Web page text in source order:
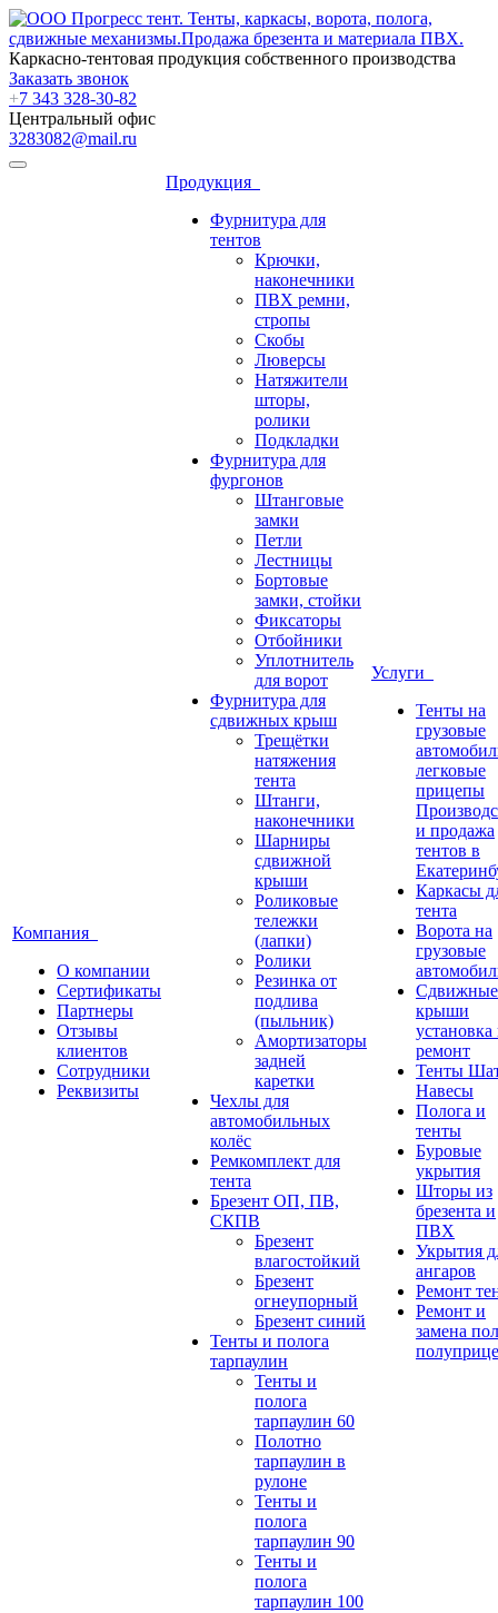
Каркасно-тентовая продукция собственного производства
Заказать звонок
+7 343 328-30-82
Центральный офис
3283082@mail.ru
Компания
О компании
Сертификаты
Партнеры
Отзывы
клиентов
Сотрудники
Реквизиты
Продукция
Фурнитура для
тентов
Крючки,
наконечники
ПВХ ремни,
стропы
Скобы
Люверсы
Натяжители
шторы,
ролики
Подкладки
Фурнитура для
фургонов
Штанговые
замки
Петли
Лестницы
Бортовые
замки, стойки
Фиксаторы
Отбойники
Уплотнитель
для ворот
Фурнитура для
сдвижных крыш
Трещётки
натяжения
тента
Штанги,
наконечники
Шарниры
сдвижной
крыши
Роликовые
тележки
(лапки)
Ролики
Резинка от
подлива
(пыльник)
Амортизаторы
задней
каретки
Чехлы для
автомобильных
колёс
Ремкомплект для
тента
Брезент ОП, ПВ,
СКПВ
Брезент
влагостойкий
Брезент
огнеупорный
Брезент синий
Тенты и полога
тарпаулин
Тенты и
полога
тарпаулин 60
Полотно
тарпаулин в
рулоне
Тенты и
полога
тарпаулин 90
Тенты и
полога
тарпаулин 100
Услуги
Тенты на
грузовые
легковые
прицепы
и продажа
тентов в
Каркасы
тента
Ворота на
грузовые
Сдвижные
крыши
установка
ремонт
Тенты
Навесы
Полога и
тенты
Буровые
укрытия
Шторы из
брезента и
ПВХ
Укрытия
ангаров
Ремонт
Ремонт и
замена